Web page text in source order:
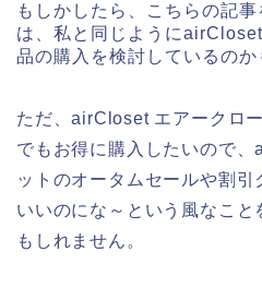
もしかしたら、こちらの記
は、私と同じように
品の購入を検討しているのか
ただ、airCloset エアークロ
でもお得に購入したいので
ットのオータムセールや割引
いいのにな～という風なこ
もしれません。